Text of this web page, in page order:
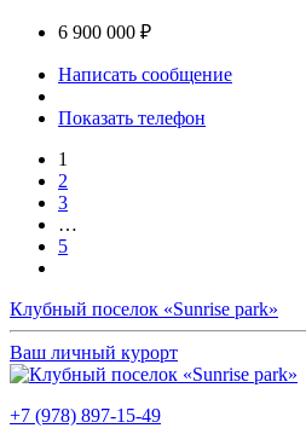
6 900 000 ₽
Написать сообщение
Показать телефон
1
2
3
…
5
Клубный поселок «Sunrise park»
Ваш личный курорт
+7 (978) 897-15-49